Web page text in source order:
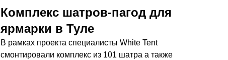
Комплекс шатров-пагод для
ярмарки в Туле
В рамках проекта специалисты White Tent
смонтировали комплекс из 101 шатра а также